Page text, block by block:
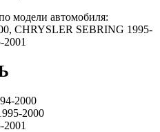
модели автомобиля:
CHRYSLER SEBRING 1995-
2000
2000